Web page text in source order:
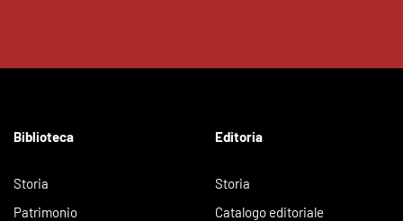
Biblioteca
Storia
Patrimonio
Editoria
Storia
Catalogo editoriale